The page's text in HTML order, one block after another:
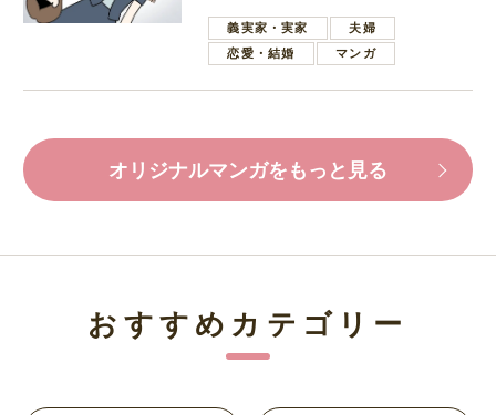
葉で励ます夫
義実家・実家
夫婦
恋愛・結婚
マンガ
オリジナルマンガをもっと見る
おすすめカテゴリー